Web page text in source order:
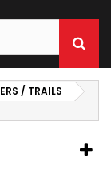
/ TRAILS